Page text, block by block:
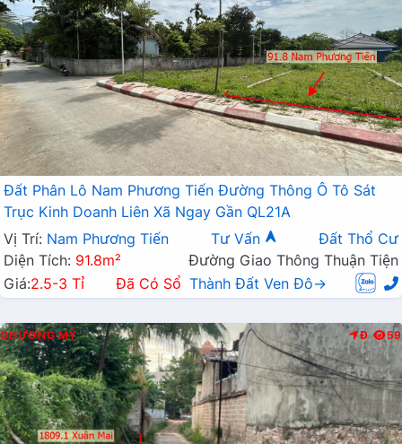
Đất Phân Lô Nam Phương Tiến Đường Thông Ô Tô Sát
Trục Kinh Doanh Liên Xã Ngay Gần QL21A
Vị Trí: Nam Phương Tiến Tư Vấn
Đất Thổ Cư
Diện Tích: 91.8m²
Đường Giao Thông Thuận Tiện
Giá:2.5-3 Tỉ Đã Có Sổ Thành Đất Ven Đô→
CHƯƠNG MỸ Đ 59